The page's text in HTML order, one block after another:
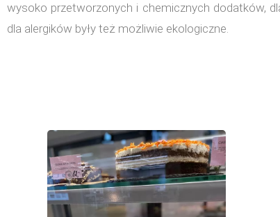
wysoko przetworzonych i chemicznych dodatków,
dla alergików były też możliwie ekologiczne.